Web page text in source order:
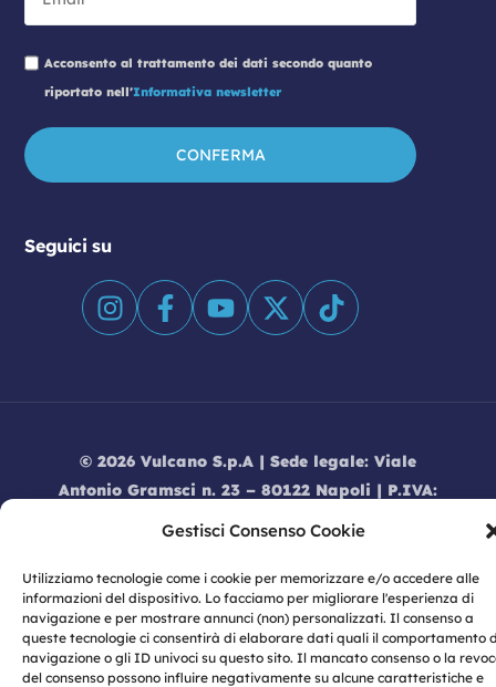
Gestisci Consenso Cookie
Utilizziamo tecnologie come i cookie per memorizzare e/o accedere alle
informazioni del dispositivo. Lo facciamo per migliorare l'esperienza di
navigazione e per mostrare annunci (non) personalizzati. Il consenso a
queste tecnologie ci consentirà di elaborare dati quali il comportamento
navigazione o gli ID univoci su questo sito. Il mancato consenso o la
del consenso possono influire negativamente su alcune caratteristiche e
Acconsento al trattamento dei dati secondo quanto
riportato nell'Informativa newsletter
Seguici su
© 2026 Vulcano S.p.A | Sede legale: Viale
Antonio Gramsci n. 23 – 80122 Napoli | P.IVA:
07774460633
Informativa dati Social Media|Modello
Organizzativo 231 | Codice Etico|Informativa
GDPR |Whistleblowing